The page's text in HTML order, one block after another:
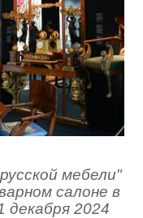
мебели"
салоне в
декабря 2024